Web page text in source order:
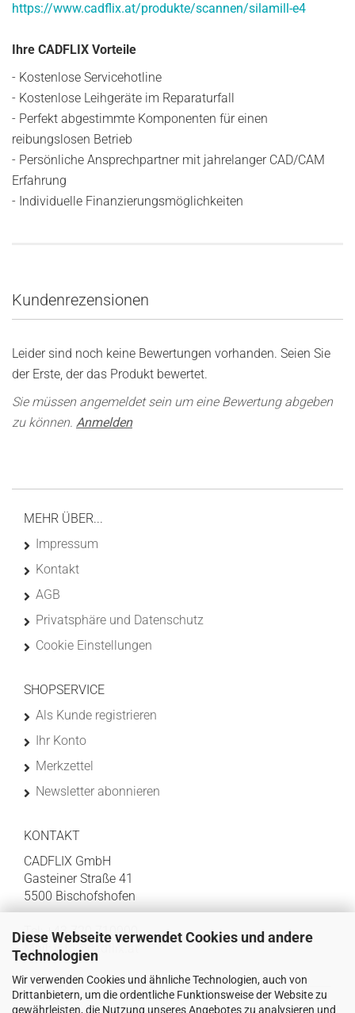
Diese Webseite verwendet Cookies und andere
Technologien
Wir verwenden Cookies und ähnliche Technologien, auch von
Drittanbietern, um die ordentliche Funktionsweise der Website zu
gewährleisten, die Nutzung unseres Angebotes zu analysieren und
https://www.cadflix.at/produkte/scannen/silamill-e4
Ihre CADFLIX Vorteile
- Kostenlose Servicehotline
- Kostenlose Leihgeräte im Reparaturfall
- Perfekt abgestimmte Komponenten für einen
reibungslosen Betrieb
- Persönliche Ansprechpartner mit jahrelanger CAD/CAM
Erfahrung
- Individuelle Finanzierungsmöglichkeiten
Kundenrezensionen
Leider sind noch keine Bewertungen vorhanden. Seien Sie
der Erste, der das Produkt bewertet.
Sie müssen angemeldet sein um eine Bewertung abgeben
zu können. Anmelden
MEHR ÜBER...
Impressum
Kontakt
AGB
Privatsphäre und Datenschutz
Cookie Einstellungen
SHOPSERVICE
Als Kunde registrieren
Ihr Konto
Merkzettel
Newsletter abonnieren
KONTAKT
CADFLIX GmbH
Gasteiner Straße 41
5500 Bischofshofen
Tel: +43 720 710900
Mail:
info@cadflix.at